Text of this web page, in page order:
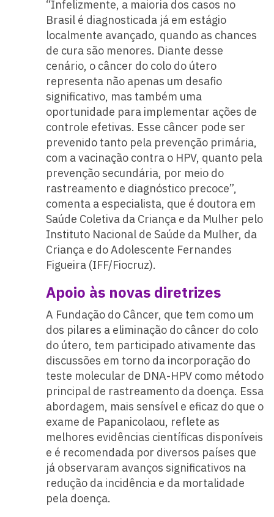
“Infelizmente, a maioria dos casos no
Brasil é diagnosticada já em estágio
localmente avançado, quando as chances
de cura são menores. Diante desse
cenário, o câncer do colo do útero
representa não apenas um desafio
significativo, mas também uma
oportunidade para implementar ações de
controle efetivas. Esse câncer pode ser
prevenido tanto pela prevenção primária,
com a vacinação contra o HPV, quanto pela
prevenção secundária, por meio do
rastreamento e diagnóstico precoce”,
comenta a especialista, que é doutora em
Saúde Coletiva da Criança e da Mulher pelo
Instituto Nacional de Saúde da Mulher, da
Criança e do Adolescente Fernandes
Figueira (IFF/Fiocruz).
Apoio às novas diretrizes
A Fundação do Câncer, que tem como um
dos pilares a eliminação do câncer do colo
do útero, tem participado ativamente das
discussões em torno da incorporação do
teste molecular de DNA-HPV como método
principal de rastreamento da doença. Essa
abordagem, mais sensível e eficaz do que o
exame de Papanicolaou, reflete as
melhores evidências científicas disponíveis
e é recomendada por diversos países que
já observaram avanços significativos na
redução da incidência e da mortalidade
pela doença.